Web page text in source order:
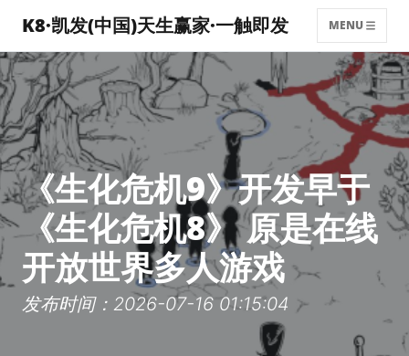
K8·凯发(中国)天生赢家·一触即发 MENU
《生化危机9》开发早于
《生化危机8》 原是在线
开放世界多人游戏
发布时间：2026-07-16 01:15:04